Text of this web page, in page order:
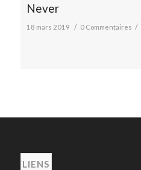
Never
18 mars 2019 / 0 Commentaires /
LIENS